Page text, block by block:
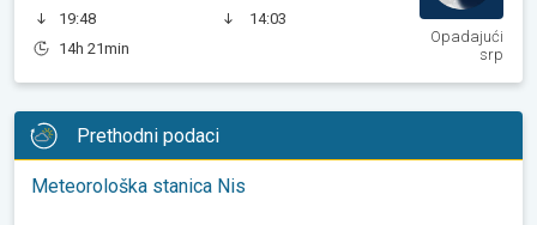
19:48
14h 21min
14:03
Opadajući
srp
Prethodni podaci
Meteorološka stanica Nis